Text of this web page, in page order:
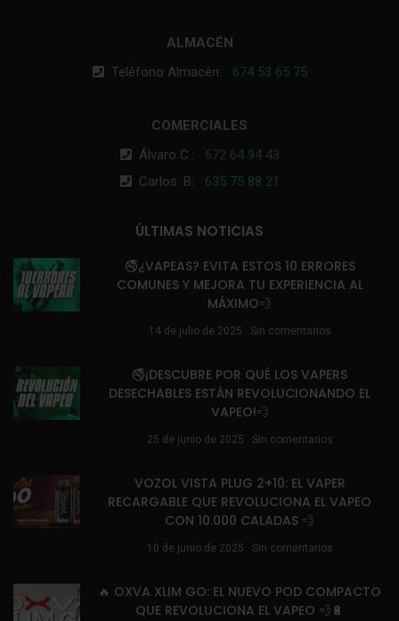
ALMACÉN
Teléfono Almacén: 674 53 65 75
COMERCIALES
Álvaro C.: 672 64 94 43
Carlos. B: 635 75 88 21
ÚLTIMAS NOTICIAS
🚭¿VAPEAS? EVITA ESTOS 10 ERRORES
COMUNES Y MEJORA TU EXPERIENCIA AL
MÁXIMO💨
14 de julio de 2025 Sin comentarios
🚭¡DESCUBRE POR QUÉ LOS VAPERS
DESECHABLES ESTÁN REVOLUCIONANDO EL
VAPEO!💨
25 de junio de 2025 Sin comentarios
VOZOL VISTA PLUG 2+10: EL VAPER
RECARGABLE QUE REVOLUCIONA EL VAPEO
CON 10.000 CALADAS 💨
10 de junio de 2025 Sin comentarios
🔥 OXVA XLIM GO: EL NUEVO POD COMPACTO
QUE REVOLUCIONA EL VAPEO 💨🔋